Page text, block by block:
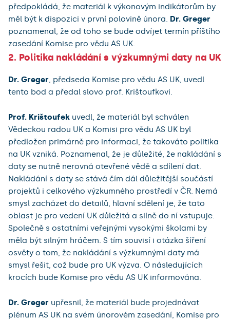
předpokládá, že materiál k výkonovým indikátorům by
měl být k dispozici v první polovině února. Dr. Greger
poznamenal, že od toho se bude odvíjet termín příštího
zasedání Komise pro vědu AS UK.
2. Politika nakládání s výzkumnými daty na UK
Dr. Greger, předseda Komise pro vědu AS UK, uvedl
tento bod a předal slovo prof. Krištoufkovi.
Prof. Krištoufek uvedl, že materiál byl schválen
Vědeckou radou UK a Komisi pro vědu AS UK byl
předložen primárně pro informaci, že takováto politika
na UK vzniká. Poznamenal, že je důležité, že nakládání s
daty se nutně nerovná otevřené vědě a sdílení dat.
Nakládání s daty se stává čím dál důležitější součástí
projektů i celkového výzkumného prostředí v ČR. Nemá
smysl zacházet do detailů, hlavní sdělení je, že tato
oblast je pro vedení UK důležitá a silně do ní vstupuje.
Společně s ostatními veřejnými vysokými školami by
měla být silným hráčem. S tím souvisí i otázka šíření
osvěty o tom, že nakládání s výzkumnými daty má
smysl řešit, což bude pro UK výzva. O následujících
krocích bude Komise pro vědu AS UK informována.
Dr. Greger upřesnil, že materiál bude projednávat
plénum AS UK na svém únorovém zasedání, Komise pro